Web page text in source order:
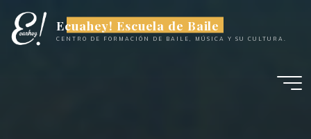
contenido
Ecuahey! Escuela de Baile
CENTRO DE FORMACIÓN DE BAILE, MÚSICA Y SU CULTURA.